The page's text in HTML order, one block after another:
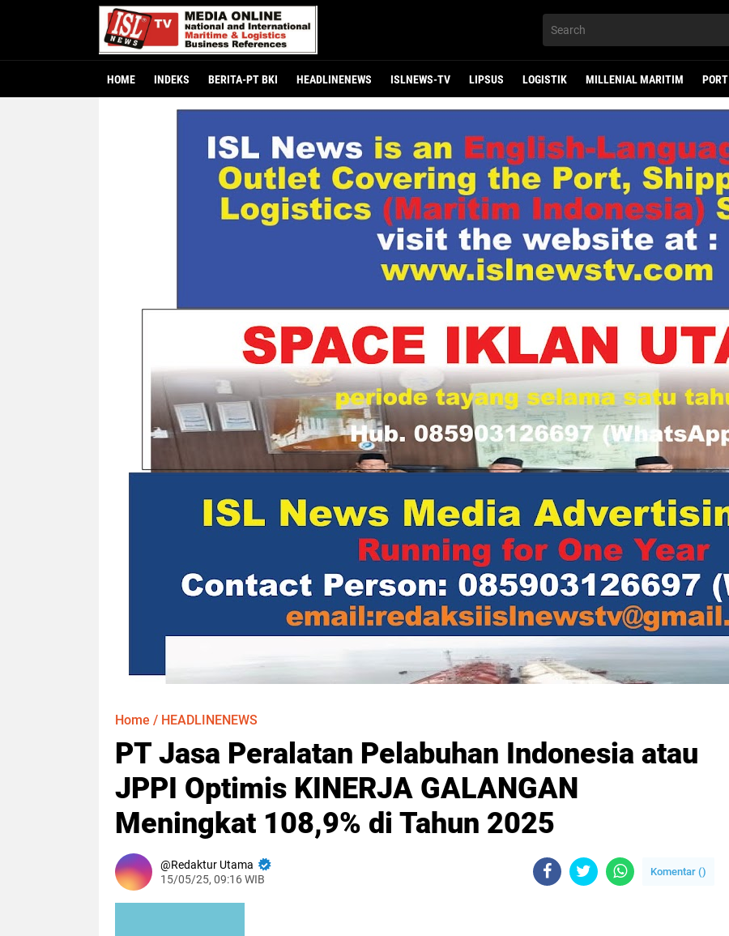
HOME INDEKS BERITA-PT BKI HEADLINENEWS ISLNEWS-TV LIPSUS LOGISTIK MILLENIAL MARITIM PORT
Home / HEADLINENEWS
PT Jasa Peralatan Pelabuhan Indonesia atau
JPPI Optimis KINERJA GALANGAN
Meningkat 108,9% di Tahun 2025
Redaktur Utama
15/05/25, 09:16 WIB
Komentar ()